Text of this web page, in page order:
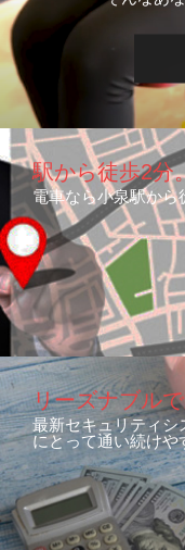
駅から徒歩2分
電車なら小泉駅か
リーズナブル
最新セキュリティシ
にとって通い続けや